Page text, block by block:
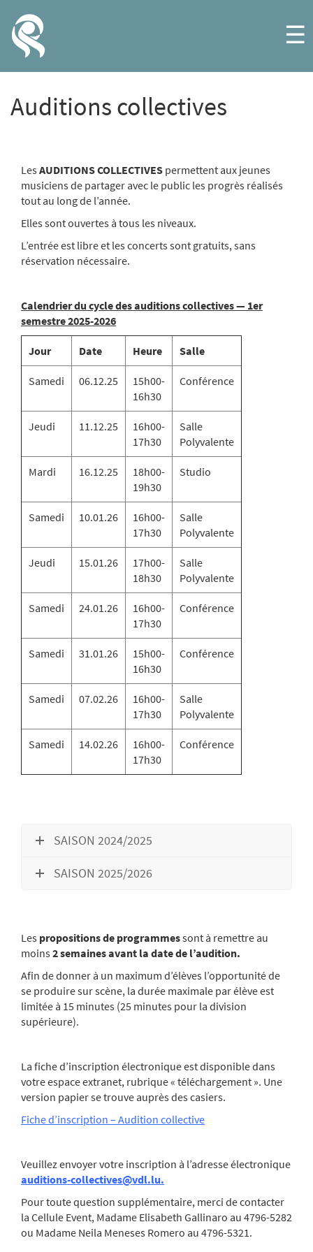
☰
Auditions collectives
LesAUDITIONS COLLECTIVES permettent aux jeunes
musiciens de partager avec le public les progrès réalisés
tout au long de l’année.
Elles sont ouvertes à tous les niveaux.
L’entrée est libre et les concerts sont gratuits, sans
réservation nécessaire.
Calendrier du cycle des auditions collectives — 1er
semestre 2025-2026
Jour Date Heure Salle
Samedi 06.12.25
15h00-
16h30
Conférence
Jeudi 11.12.25
16h00-
17h30
Salle
Polyvalente
Mardi 16.12.25
18h00-
19h30
Studio
Samedi 10.01.26
16h00-
17h30
Salle
Polyvalente
Jeudi 15.01.26
17h00-
18h30
Salle
Polyvalente
Samedi 24.01.26
16h00-
17h30
Conférence
Samedi 31.01.26
15h00-
16h30
Conférence
Samedi 07.02.26
16h00-
17h30
Salle
Polyvalente
Samedi 14.02.26
16h00-
17h30
Conférence
SAISON 2024/2025
SAISON 2025/2026
Les propositions de programmessont à remettre au
moins2 semaines avant la date de l’audition.
Afin de donner à un maximum d’élèves l’opportunité de
se produire sur scène, la durée maximale par élève est
limitée à 15 minutes (25 minutes pour la division
supérieure).
La fiche d’inscription électronique est disponible dans
votre espace extranet, rubrique « téléchargement ». Une
version papier se trouve auprès des casiers.
Fiche d’inscription – Audition collective
Veuillez envoyer votre inscription à l’adresse électronique
auditions-collectives@vdl.lu.
Pour toute question supplémentaire, merci de contacter
la Cellule Event, Madame Elisabeth Gallinaro au 4796-5282
ou Madame Neila Meneses Romero au 4796-5321.